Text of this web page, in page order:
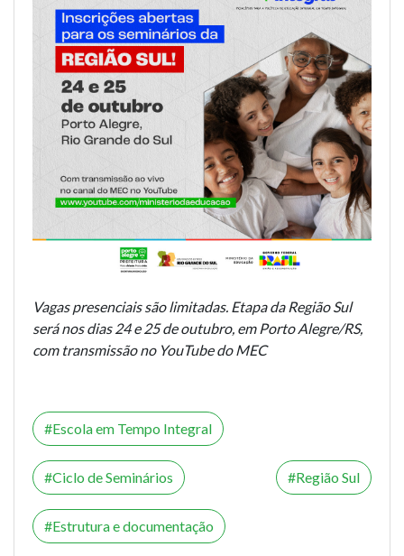
Vagas presenciais são limitadas. Etapa da Região Sul
será nos dias 24 e 25 de outubro, em Porto Alegre/RS,
com transmissão no YouTube do MEC
Escola em Tempo Integral
Ciclo de Seminários Região Sul
Estrutura e documentação